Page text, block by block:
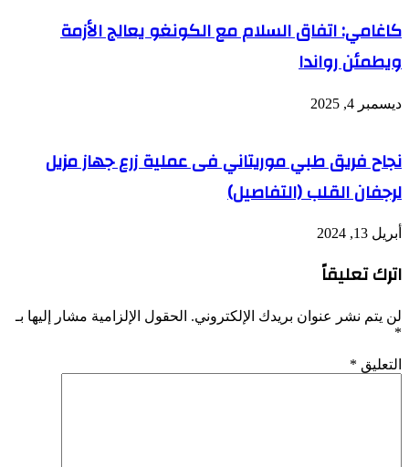
كاغامي: اتفاق السلام مع الكونغو يعالج الأزمة
ويطمئن رواندا
ديسمبر 4, 2025
نجاح فريق طبي موريتاني فى عملية زرع جهاز مزيل
لرجفان القلب (التفاصيل)
أبريل 13, 2024
اترك تعليقاً
لن يتم نشر عنوان بريدك الإلكتروني. الحقول الإلزامية مشار إليها بـ
*
التعليق *